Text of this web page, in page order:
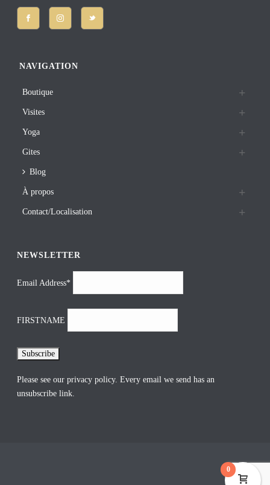
NAVIGATION
Boutique
Visites
Yoga
Gites
Blog
À propos
Contact/Localisation
NEWSLETTER
Email Address*
FIRSTNAME
Please see ourprivacy policy. Every email we send has an
unsubscribe link.
0